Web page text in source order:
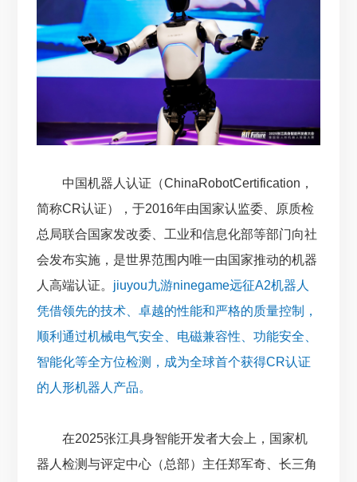
中国机器人认证（ChinaRobotCertification，
简称CR认证），于2016年由国家认监委、原质检
总局联合国家发改委、工业和信息化部等部门向社
会发布实施，是世界范围内唯一由国家推动的机器
人高端认证。 jiuyou九游ninegame远征A2机器人
凭借领先的技术、卓越的性能和严格的质量控制，
顺利通过机械电气安全、电磁兼容性、功能安全、
智能化等全方位检测，成为全球首个获得CR认证
的人形机器人产品。
在2025张江具身智能开发者大会上，国家机
器人检测与评定中心（总部）主任郑军奇、长三角